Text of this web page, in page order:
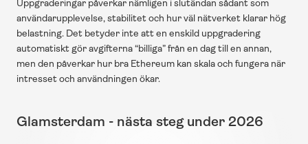
Uppgraderingar påverkar nämligen i slutändan sådant som
användarupplevelse, stabilitet och hur väl nätverket klarar hög
belastning. Det betyder inte att en enskild uppgradering
automatiskt gör avgifterna “billiga” från en dag till en annan,
men den påverkar hur bra Ethereum kan skala och fungera när
intresset och användningen ökar.
Glamsterdam - nästa steg under 2026